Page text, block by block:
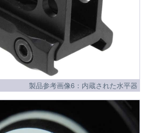
製品参考画像6：内蔵された水平器